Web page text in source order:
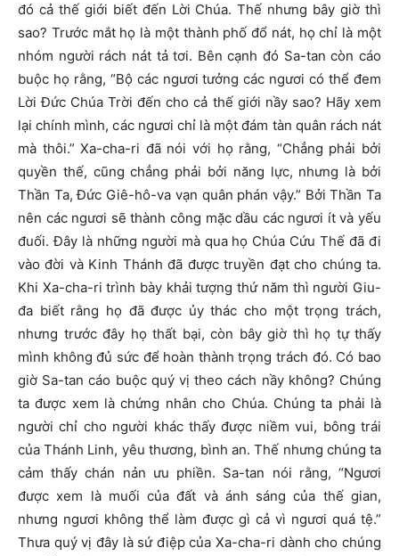
đó cả thế giới biết đến Lời Chúa. Thế nhưng bây giờ thì
sao? Trước mắt họ là một thành phố đổ nát, họ chỉ là một
nhóm người rách nát tả tơi. Bên cạnh đó Sa-tan còn cáo
buộc họ rằng, “Bộ các ngươi tưởng các ngươi có thể đem
Lời Đức Chúa Trời đến cho cả thế giới nầy sao? Hãy xem
lại chính mình, các ngươi chỉ là một đám tàn quân rách nát
mà thôi.” Xa-cha-ri đã nói với họ rằng, “Chẳng phải bởi
quyền thế, cũng chẳng phải bởi năng lực, nhưng là bởi
Thần Ta, Đức Giê-hô-va vạn quân phán vậy.” Bởi Thần Ta
nên các ngươi sẽ thành công mặc dầu các ngươi ít và yếu
đuối. Đây là những người mà qua họ Chúa Cứu Thế đã đi
vào đời và Kinh Thánh đã được truyền đạt cho chúng ta.
Khi Xa-cha-ri trình bày khải tượng thứ năm thì người Giu-
đa biết rằng họ đã được ủy thác cho một trọng trách,
nhưng trước đây họ thất bại, còn bây giờ thì họ tự thấy
mình không đủ sức để hoàn thành trọng trách đó. Có bao
giờ Sa-tan cáo buộc quý vị theo cách nầy không? Chúng
ta được xem là chứng nhân cho Chúa. Chúng ta phải là
người chỉ cho người khác thấy được niềm vui, bông trái
của Thánh Linh, yêu thương, bình an. Thế nhưng chúng ta
cảm thấy chán nản ưu phiền. Sa-tan nói rằng, “Ngươi
được xem là muối của đất và ánh sáng của thế gian,
nhưng ngươi không thể làm được gì cả vì ngươi quá tệ.”
Thưa quý vị đây là sứ điệp của Xa-cha-ri dành cho chúng